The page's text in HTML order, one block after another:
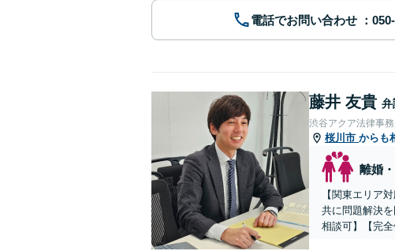
電話でお問い合わせ
藤井 友貴 弁
渋谷アクア法律事
桜川市 からも
離婚
【関東エリア
共に問題解決
相談可】【完全